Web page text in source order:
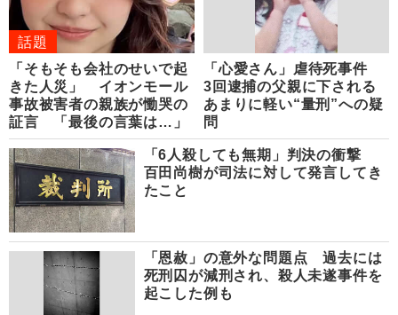
話題
「そもそも会社のせいで起
きた人災」 イオンモール
事故被害者の親族が慟哭の
証言 「最後の言葉は…」
「心愛さん」虐待死事件
3回逮捕の父親に下される
あまりに軽い“量刑”への疑
問
「6人殺しても無期」判決の衝撃
百田尚樹が司法に対して発言してき
たこと
「恩赦」の意外な問題点 過去には
死刑囚が減刑され、殺人未遂事件を
起こした例も